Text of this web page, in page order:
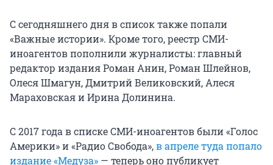
С сегодняшнего дня в список также попали
«Важные истории». Кроме того, реестр СМИ-
иноагентов пополнили журналисты: главный
редактор издания Роман Анин, Роман Шлейнов,
Олеся Шмагун, Дмитрий Великовский, Алеся
Мараховская и Ирина Долинина.
С 2017 года в списке СМИ-иноагентов были «Голос
Америки» и «Радио Свобода»,в апреле туда попало
издание «Медуза» — теперь оно публикует